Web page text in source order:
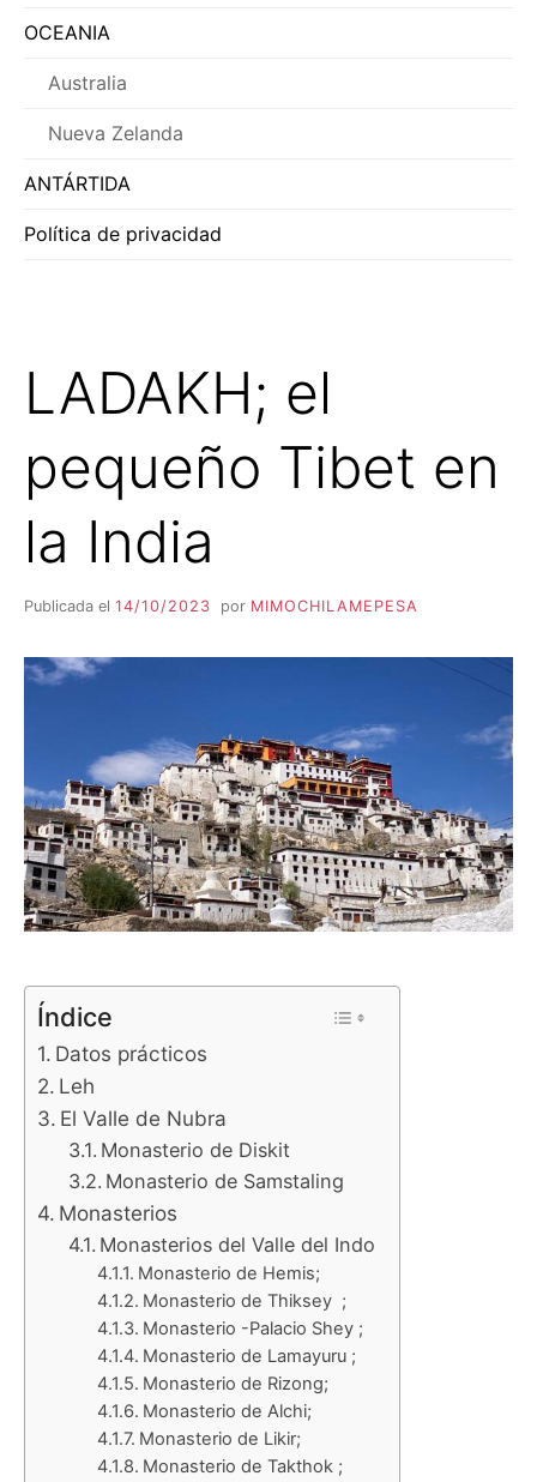
OCEANIA
Australia
Nueva Zelanda
ANTÁRTIDA
Política de privacidad
LADAKH; el
pequeño Tibet en
la India
Publicada el 14/10/2023 por MIMOCHILAMEPESA
Índice
Datos prácticos
Leh
El Valle de Nubra
Monasterio de Diskit
Monasterio de Samstaling
Monasterios
Monasterios del Valle del Indo
Monasterio de Hemis;
Monasterio de Thiksey ;
Monasterio -Palacio Shey ;
Monasterio de Lamayuru ;
Monasterio de Rizong;
Monasterio de Alchi;
Monasterio de Likir;
Monasterio de Takthok ;